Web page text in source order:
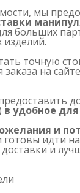
мы
больших
изделий.
точную
на
в удобное
и
идти
и